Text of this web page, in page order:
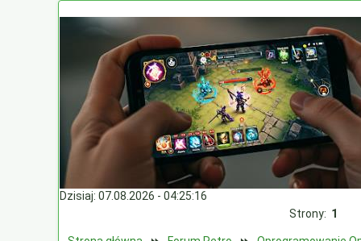
Dzisiaj: 07.08.2026 - 04:25:16
Strony: 1